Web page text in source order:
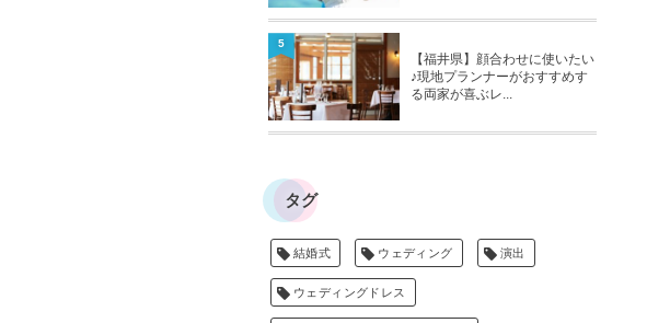
【福井県】顔合わせに使いたい
♪現地プランナーがおすすめす
る両家が喜ぶレ...
5
タグ
結婚式 ウェディング 演出
ウェディングドレス